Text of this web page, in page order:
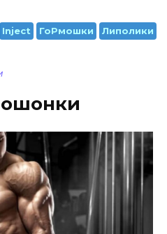
Inject ГоРмошки Липолики